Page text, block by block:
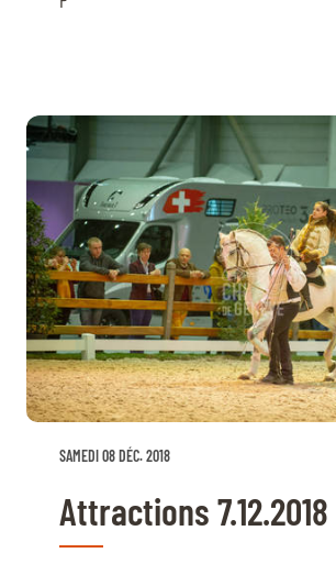
SAMEDI 08 DÉC. 2018
Attractions 7.12.2018